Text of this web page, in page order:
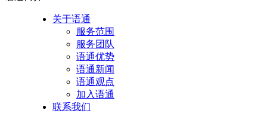
关于语通
服务范围
服务团队
语通优势
语通新闻
语通观点
加入语通
联系我们